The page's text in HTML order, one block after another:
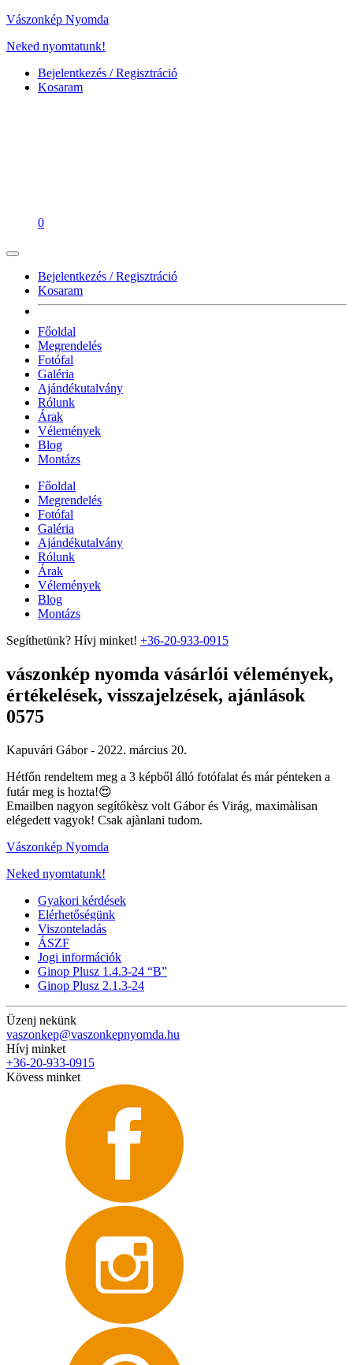
Vászonkép Nyomda
Neked nyomtatunk!
Bejelentkezés / Regisztráció
Kosaram
0
Bejelentkezés / Regisztráció
Kosaram
Főoldal
Megrendelés
Fotófal
Galéria
Ajándékutalvány
Rólunk
Árak
Vélemények
Blog
Montázs
Főoldal
Megrendelés
Fotófal
Galéria
Ajándékutalvány
Rólunk
Árak
Vélemények
Blog
Montázs
Segíthetünk? Hívj minket! +36-20-933-0915
vászonkép nyomda vásárlói vélemények,
értékelések, visszajelzések, ajánlások
0575
Kapuvári Gábor - 2022. március 20.
Hétfőn rendeltem meg a 3 képből álló fotófalat és már pénteken a
futár meg is hozta!😍
Emailben nagyon segítőkèsz volt Gábor és Virág, maximàlisan
elégedett vagyok! Csak ajànlani tudom.
Vászonkép Nyomda
Neked nyomtatunk!
Gyakori kérdések
Elérhetőségünk
Viszonteladás
ÁSZF
Jogi információk
Ginop Plusz 1.4.3-24 “B”
Ginop Plusz 2.1.3-24
Üzenj nekünk
vaszonkep@vaszonkepnyomda.hu
Hívj minket
+36-20-933-0915
Kövess minket